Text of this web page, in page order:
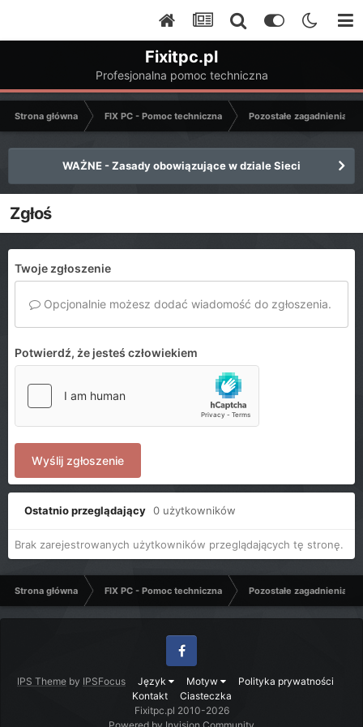
Fixitpc.pl
Profesjonalna pomoc techniczna
Strona główna FIX PC - Pomoc techniczna Pozostałe zagadnienia
WAŻNE - Zasady obowiązujące w dziale Sieci
Zgłoś
Twoje zgłoszenie
Opcjonalnie możesz dodać wiadomość do zgłoszenia.
Potwierdź, że jesteś człowiekiem
Wyślij zgłoszenie
Ostatnio przeglądający 0 użytkowników
Brak zarejestrowanych użytkowników przeglądających tę stronę.
Strona główna FIX PC - Pomoc techniczna Pozostałe zagadnienia
IPS Theme by IPSFocus Język Motyw
Polityka prywatności
Kontakt
Ciasteczka
Facebook
Fixitpc.pl 2010-2026